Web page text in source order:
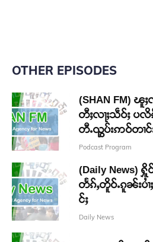
OTHER EPISODES
(SHAN FM)
တီႈလႃႈသဵဝ်ႈ ပလိ
တီႉၺွပ်းဢဝ်တၢ
Podcast Program
(Daily News) ႁိူ
တႅၵ်ႇတိူဝ်ႉၵူၼ်းပၢႆ
င်ႈ
Daily News